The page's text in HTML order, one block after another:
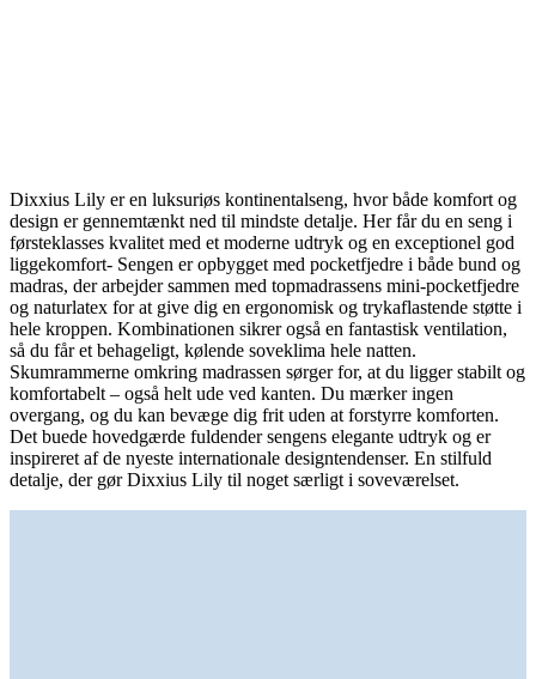
Dixxius Lily er en luksuriøs kontinentalseng, hvor både komfort og
design er gennemtænkt ned til mindste detalje. Her får du en seng i
førsteklasses kvalitet med et moderne udtryk og en exceptionel god
liggekomfort- Sengen er opbygget med pocketfjedre i både bund og
madras, der arbejder sammen med topmadrassens mini-pocketfjedre
og naturlatex for at give dig en ergonomisk og trykaflastende støtte i
hele kroppen. Kombinationen sikrer også en fantastisk ventilation,
så du får et behageligt, kølende soveklima hele natten.
Skumrammerne omkring madrassen sørger for, at du ligger stabilt og
komfortabelt – også helt ude ved kanten. Du mærker ingen
overgang, og du kan bevæge dig frit uden at forstyrre komforten.
Det buede hovedgærde fuldender sengens elegante udtryk og er
inspireret af de nyeste internationale designtendenser. En stilfuld
detalje, der gør Dixxius Lily til noget særligt i soveværelset.